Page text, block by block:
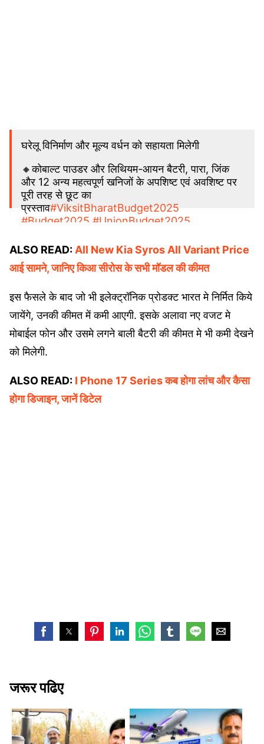
घरेलू विनिर्माण और मूल्य वर्धन को सहायता मिलेगी
🔸कोबाल्ट पाउडर और लिथियम-आयन बैटरी, पारा, जिंक
और 12 अन्य महत्वपूर्ण खनिजों के अपशिष्ट एवं अवशिष्‍ट पर
पूरी तरह से छूट का
प्रस्ताव#ViksitBharatBudget2025
#Budget2025 #UnionBudget2025
— Ministry of Finance (@FinMinIndia)
February 1, 2025
ALSO READ: All New Kia Syros All Variant Price
आई सामने, जानिए किआ सीरोस के सभी मॉडल की कीमत
इस फैसले के बाद जो भी इलेक्ट्रॉनिक प्रोडक्ट भारत मे निर्मित किये
जायेंगे, उनकी कीमत में कमी आएगी. इसके अलावा नए वजट मे
मोबाईल फोन और उसमे लगने बाली बैटरी की कीमत मे भी कमी देखने
को मिलेगी.
ALSO READ: I Phone 17 Series कब होगा लांच और कैसा
होगा डिजाइन, जानें डिटेल
जरूर पढिए